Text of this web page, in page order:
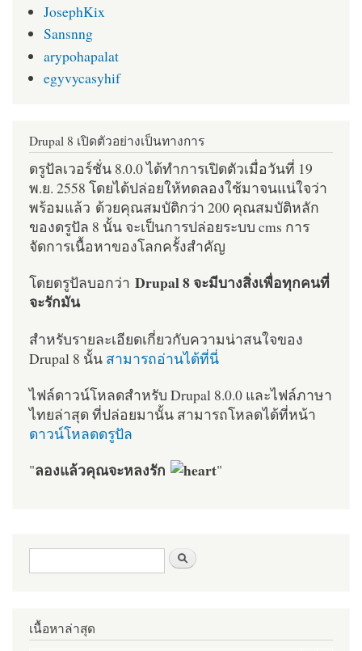
JosephKix
Sansnng
arypohapalat
egyvycasyhif
Drupal 8 เปิดตัวอย่างเป็นทางการ
ดรูปัลเวอร์ชั่น 8.0.0 ได้ทำการเปิดตัวเมื่อวันที่ 19
พ.ย. 2558 โดยได้ปล่อยให้ทดลองใช้มาจนแน่ใจว่า
พร้อมแล้ว ด้วยคุณสมบัติกว่า 200 คุณสมบัติหลัก
ของดรูปัล 8 นั้น จะเป็นการปล่อยระบบ cms การ
จัดการเนื้อหาของโลกครั้งสำคัญ
โดยดรูปัลบอกว่า Drupal 8 จะมีบางสิ่งเพื่อทุกคนที่
จะรักมัน
สำหรับรายละเอียดเกี่ยวกับความน่าสนใจของ
Drupal 8 นั้น สามารถอ่านได้ที่นี่
ไฟล์ดาวน์โหลดสำหรับ Drupal 8.0.0 และไฟล์ภาษา
ไทยล่าสุด ที่ปล่อยมานั้น สามารถโหลดได้ที่หน้า
ดาวน์โหลดดรูปัล
"ลองแล้วคุณจะหลงรัก "
ฟอร์มค้นหา
เนื้อหาล่าสุด